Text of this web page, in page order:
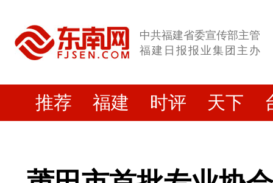
中共福建省委宣传部主管
福建日报报业集团主办
推荐 福建 时评 天下